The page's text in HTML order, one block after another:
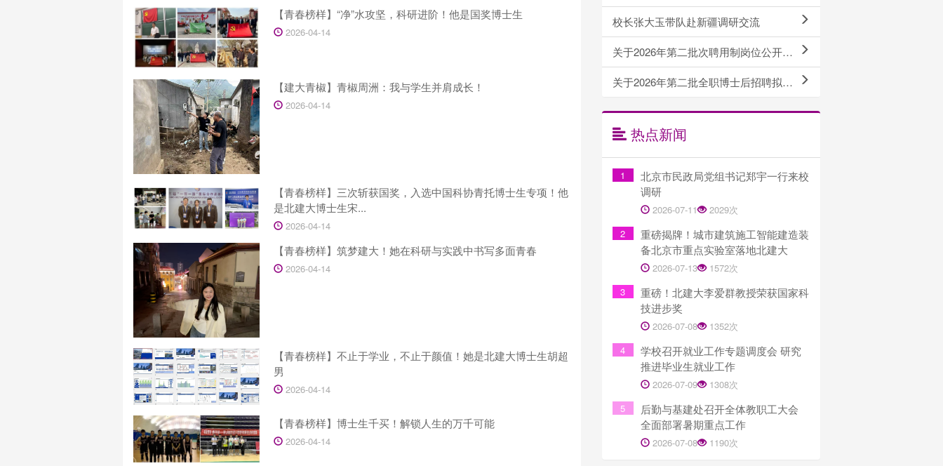
【青春榜样】“净”水攻坚，科研进阶！他是国奖博士生
2026-04-14
【建大青椒】青椒周洲：我与学生并肩成长！
2026-04-14
【青春榜样】三次斩获国奖，入选中国科协青托博士生专项！他
是北建大博士生宋...
2026-04-14
【青春榜样】筑梦建大！她在科研与实践中书写多面青春
2026-04-14
【青春榜样】不止于学业，不止于颜值！她是北建大博士生胡超
男
2026-04-14
【青春榜样】博士生千买！解锁人生的万千可能
2026-04-14
校长张大玉带队赴新疆调研交流
关于2026年第二批次聘用制岗位公开招聘拟聘人员的公示公告
关于2026年第二批全职博士后招聘拟招收人员的公示
热点新闻
1
北京市民政局党组书记郑宇一行来校
调研
2026-07-11
2029次
2
重磅揭牌！城市建筑施工智能建造装
备北京市重点实验室落地北建大
2026-07-13
1572次
3
重磅！北建大李爱群教授荣获国家科
技进步奖
2026-07-08
1352次
4
学校召开就业工作专题调度会 研究
推进毕业生就业工作
2026-07-09
1308次
5
后勤与基建处召开全体教职工大会
全面部署暑期重点工作
2026-07-08 1190次